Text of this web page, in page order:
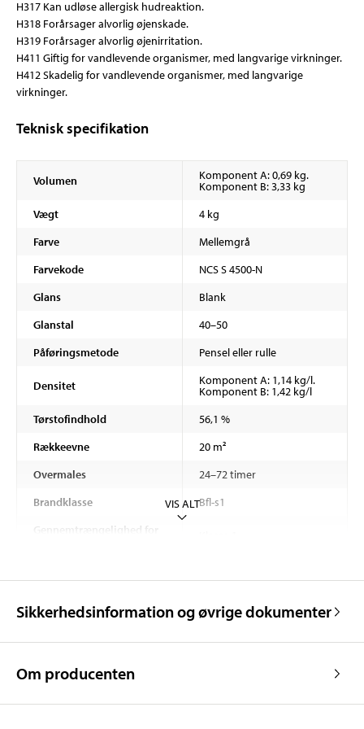
H317 Kan udløse allergisk hudreaktion.
H318 Forårsager alvorlig øjenskade.
H319 Forårsager alvorlig øjenirritation.
H411 Giftig for vandlevende organismer, med langvarige virkninger.
H412 Skadelig for vandlevende organismer, med langvarige
virkninger.
Teknisk specifikation
Volumen Komponent A: 0,69 kg.
Komponent B: 3,33 kg
Vægt
4 kg
Farve
Mellemgrå
Farvekode
NCS S 4500-N
Glans
Blank
Glanstal
40–50
Påføringsmetode
Pensel eller rulle
Densitet Komponent A: 1,14 kg/l.
Komponent B: 1,42 kg/l
Tørstofindhold
56,1 %
Rækkeevne
20 m²
Overmales
24–72 timer
Brandklasse
Bfl-s1
Gennemtrængelighed for
vandgennemtrængelighed
Vedhæftning
> 2,0 N/mm²
VIS ALT
Sikkerhedsinformation og øvrige dokumenter
Om producenten